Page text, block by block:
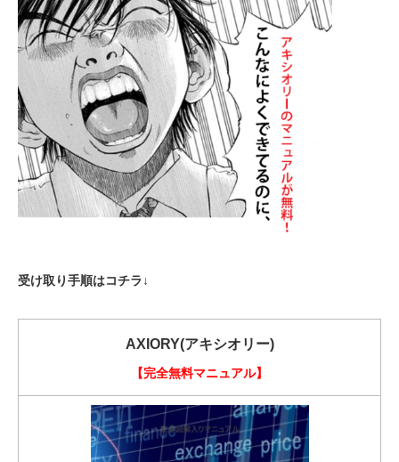
受け取り手順はコチラ↓
AXIORY(アキシオリー)
【完全無料マニュアル】